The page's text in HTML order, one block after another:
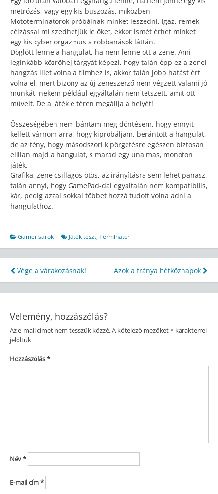
metrózás, vagy egy kis buszozás, miközben
Mototerminatorok próbálnak minket leszedni, igaz, remek
célzással mi szedhetjük le őket, ekkor ismét érhet minket
egy kis cyber orgazmus a robbanások láttán.
Döglött lenne a hangulat, ha nem lenne ott a zene. Ami
leginkább közröhej tárgyát képezi, hogy talán épp ez a zenei
hangzás illet volna a filmhez is, akkor talán jobb hatást ért
volna el, mert bizony az új zeneszerző nem végzett valami jó
munkát, nekem például egyáltalán nem tetszett, amit ott
művelt. De a játék e téren megállja a helyét!
Összeségében nem bántam meg döntésem, hogy ennyit
kellett várnom arra, hogy kipróbáljam, berántott a hangulat,
de az tény, hogy másodszori kipörgetésre egészen biztosan
elillan majd a hangulat, s marad egy unalmas, monoton
játék.
Grafika, zene csillagos ötös, az irányításra sem lehet panasz,
talán annyi, hogy GamePad-dal egyáltalán nem kompatibilis,
kár, pedig azzal sokkal többet hozzá tudott volna adni a
hangulathoz.
Gamer sarok Játék teszt,Terminator
Bejegyzés
navigáció
Vége a várakozásnak! Azok a fránya hétköznapok
Vélemény, hozzászólás?
Az e-mail címet nem tesszük közzé.A kötelező mezőket*karakterrel
jelöltük
Hozzászólás*
Név*
E-mail cím*